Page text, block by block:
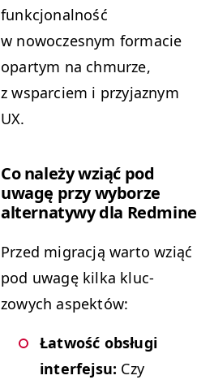
funkcjon­al­ność
w nowoczes­nym for­ma­cie
opar­tym na chmurze,
z wspar­ciem i przy­jaznym
UX.
Co należy wziąć pod
uwagę przy wyborze
alter­naty­wy dla Redmine
Przed migracją warto wziąć
pod uwagę kil­ka kluc­
zowych aspektów:
Łat­wość obsłu­gi
inter­fe­j­su: Czy